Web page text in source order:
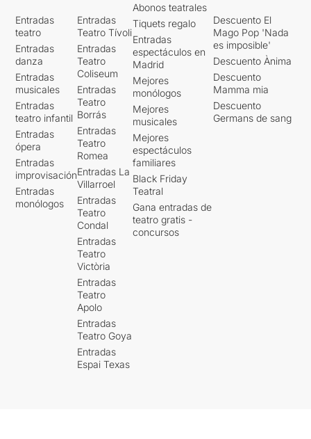
Entradas
teatro
Entradas
danza
Entradas
musicales
Entradas
teatro infantil
Entradas
ópera
Entradas
improvisación
Entradas
monólogos
Entradas
Teatro Tívoli
Entradas
Teatro
Coliseum
Entradas
Teatro
Borrás
Entradas
Teatro
Romea
Entradas La
Villarroel
Entradas
Teatro
Condal
Entradas
Teatro
Victòria
Entradas
Teatro
Apolo
Entradas
Teatro Goya
Entradas
Espai Texas
Abonos teatrales
Tiquets regalo
Entradas
espectáculos en
Madrid
Mejores
monólogos
Mejores
musicales
Mejores
espectáculos
familiares
Black Friday
Teatral
Gana entradas de
teatro gratis -
concursos
Descuento El
Mago Pop 'Nada
es imposible'
Descuento Ànima
Descuento
Mamma mia
Descuento
Germans de sang